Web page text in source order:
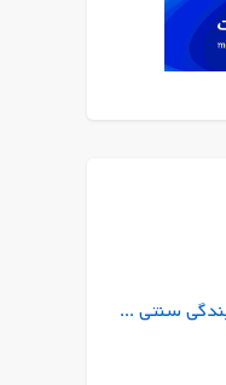
تفاوت نمایندگی سنتی بیمه با نمایندگی ازکی (ازکی‌سلر) در چیست؟